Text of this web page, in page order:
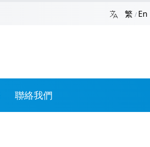
繁/ En
聯絡我們